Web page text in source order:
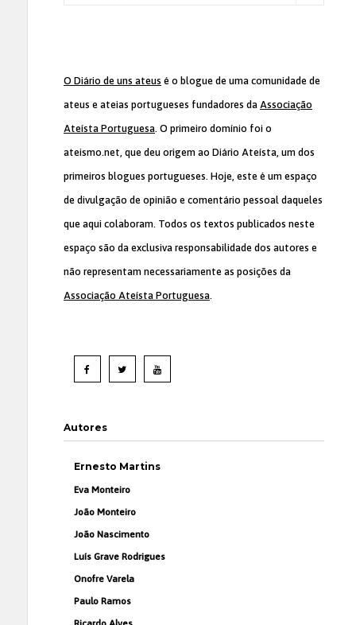
O Diário de uns ateus é o blogue de uma comunidade de
ateus e ateias portugueses fundadores da Associação
Ateísta Portuguesa. O primeiro domínio foi o
ateismo.net, que deu origem ao Diário Ateísta, um dos
primeiros blogues portugueses. Hoje, este é um espaço
de divulgação de opinião e comentário pessoal daqueles
que aqui colaboram. Todos os textos publicados neste
espaço são da exclusiva responsabilidade dos autores e
não representam necessariamente as posições da
Associação Ateísta Portuguesa.
Autores
Ernesto Martins
Eva Monteiro
João Monteiro
João Nascimento
Luís Grave Rodrigues
Onofre Varela
Paulo Ramos